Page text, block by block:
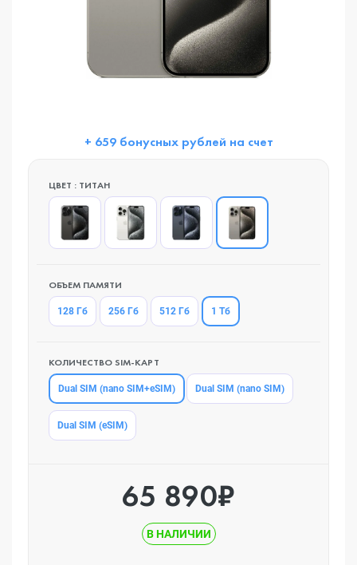
+ 659 бонусных рублей на счет
ЦВЕТ : ТИТAН
ОБЪЕМ ПАМЯТИ
128 Гб 256 Гб 512 Гб 1 Тб
КОЛИЧЕСТВО SIM-КАРТ
Dual SIM (nano SIM+eSIM) Dual SIM (nano SIM)
Dual SIM (eSIM)
65 890₽
В НАЛИЧИИ